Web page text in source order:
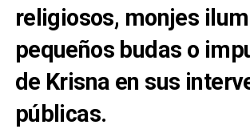
religiosos, monjes
pequeños budas o
de Krisna en sus
públicas.